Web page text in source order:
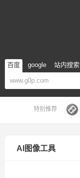
百度 google 站内搜索
特别推荐
AI图像工具